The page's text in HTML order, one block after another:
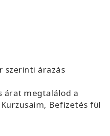
szerinti árazás
árat megtalálod a
Befizetés fül